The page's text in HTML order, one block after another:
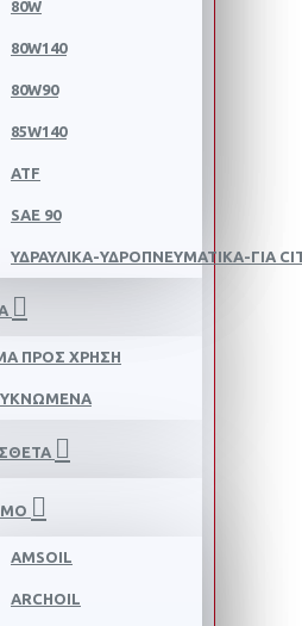
80W
80W140
80W90
85W140
ATF
SAE 90
ΥΔΡΑΥΛΙΚΑ-ΥΔΡΟΠΝΕΥΜΑΤΙΚΑ-ΓΙΑ
ΠΡΟΣ ΧΡΗΣΗ
AMSOIL
ARCHOIL